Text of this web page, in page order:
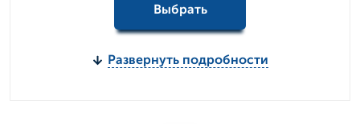
Выбрать
Развернуть подробности